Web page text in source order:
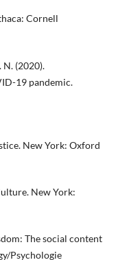
Cornell
N. (2020).
19 pandemic.
New York: Oxford
New York:
The social content
Psychologie